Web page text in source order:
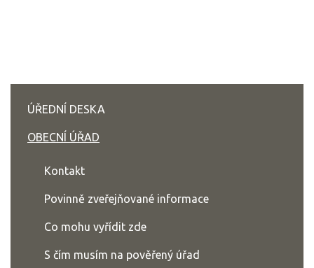
ÚŘEDNÍ DESKA
OBECNÍ ÚŘAD
Kontakt
Povinně zveřejňované informace
Co mohu vyřídit zde
S čím musím na pověřený úřad